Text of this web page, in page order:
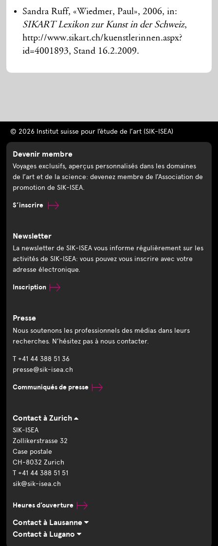
Sandra Ruff, «Wiedmer, Paul», 2006, in:
SIKART Lexikon zur Kunst in der Schweiz,
http://www.sikart.ch/kuenstlerinnen.aspx?
id=4001893, Stand 16.2.2009.
© 2026 Institut suisse pour l’étude de l’art (SIK-ISEA)
Devenir membre
Voyages exclusifs, aperçus personnalisés dans les domaines
de l’art et de la science: devenez membre de l’Association de
promotion de SIK-ISEA.
S’inscrire
Newsletter
La newsletter de SIK-ISEA vous informe régulièrement sur les
activités de SIK-ISEA: vous pouvez vous inscrire avec votre
adresse électronique.
Inscription
Presse
Nous soutenons les professionnels des médias dans leurs
recherches. N’hésitez pas à nous contacter.
T +41 44 388 51 36
presse@sik-isea.ch
Communiqués de presse
Contact à Zurich
SIK-ISEA
Zollikerstrasse 32
Case postale
CH-8032 Zurich
T +41 44 388 51 51
sik@sik-isea.ch
Heures d’ouverture
Contact à Lausanne
Contact à Lugano